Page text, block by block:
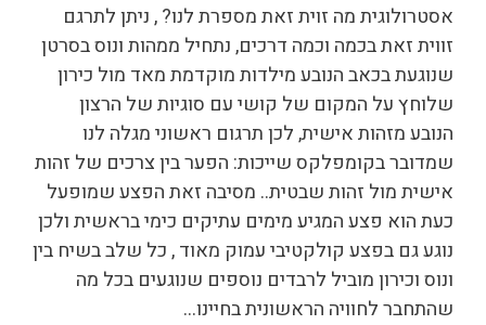
אסטרולוגית מה זוית זאת מספרת לנו? , ניתן לתרגם
זווית זאת בכמה וכמה דרכים, נתחיל ממהות ונוס בסרטן
שנוגעת בכאב הנובע מילדות מוקדמת מאד מול כירון
שלוחץ על המקום של קושי עם סוגיות של הרצון
הנובע מזהות אישית, לכן תרגום ראשוני מגלה לנו
שמדובר בקומפלקס שייכות: הפער בין צרכים של זהות
אישית מול זהות שבטית.. מסיבה זאת הפצע שמופעל
כעת הוא פצע המגיע מימים עתיקים כימי בראשית ולכן
נוגע גם בפצע קולקטיבי עמוק מאוד , כל שלב בשיח בין
ונוס וכירון מוביל לרבדים נוספים שנוגעים בכל מה
שהתחבר לחוויה הראשונית בחיינו…